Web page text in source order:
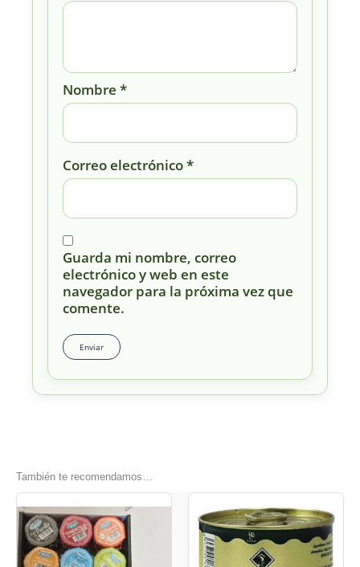
Nombre *
Correo electrónico*
Guarda mi nombre, correo
electrónico y web en este
navegador para la próxima vez que
comente.
También te recomendamos…